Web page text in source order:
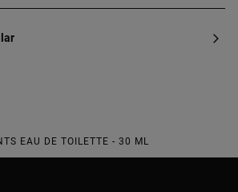
EAU DE TOILETTE - 30 ML